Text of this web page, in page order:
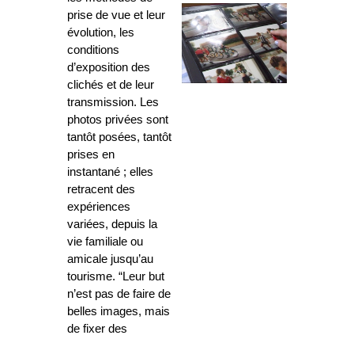
prise de vue et leur
évolution, les
conditions
d’exposition des
clichés et de leur
transmission. Les
photos privées sont
tantôt posées, tantôt
prises en
instantané ; elles
retracent des
expériences
variées, depuis la
vie familiale ou
amicale jusqu’au
tourisme. “Leur but
n’est pas de faire de
belles images, mais
de fixer des